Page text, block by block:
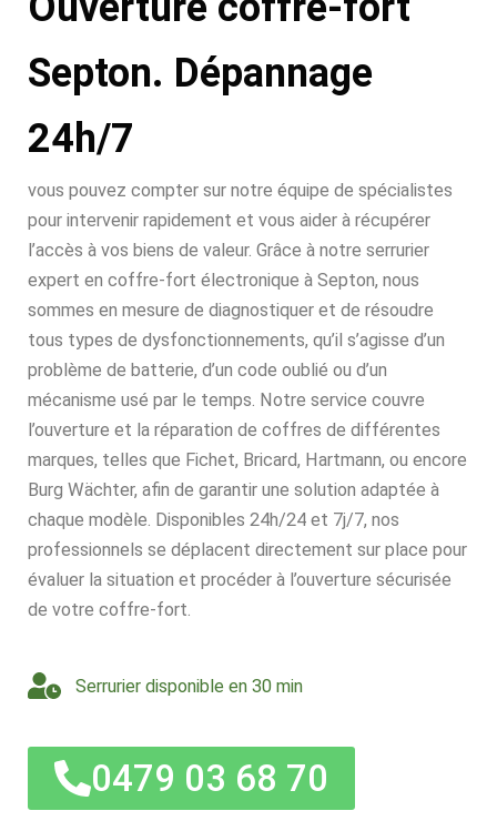
Septon. Dépannage
24h/7
vous pouvez compter sur notre équipe de spécialistes
pour intervenir rapidement et vous aider à récupérer
l’accès à vos biens de valeur. Grâce à notre serrurier
expert en coffre-fort électronique à Septon, nous
sommes en mesure de diagnostiquer et de résoudre
tous types de dysfonctionnements, qu’il s’agisse d’un
problème de batterie, d’un code oublié ou d’un
mécanisme usé par le temps. Notre service couvre
l’ouverture et la réparation de coffres de différentes
marques, telles que Fichet, Bricard, Hartmann, ou encore
Burg Wächter, afin de garantir une solution adaptée à
chaque modèle. Disponibles 24h/24 et 7j/7, nos
professionnels se déplacent directement sur place pour
évaluer la situation et procéder à l’ouverture sécurisée
de votre coffre-fort.
Serrurier disponible en 30 min
0479 03 68 70